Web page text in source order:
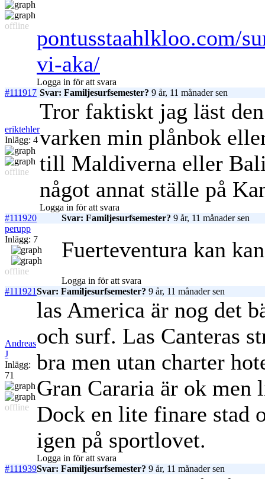
offline
pontusstaahlkloo.com/
vi-aka/
Logga in för att svara
#111917 Svar: Familjesurfsemester? 9 år, 11 månader sen
eriktehler
Inlägg: 4
offline
Tror faktiskt jag läst
varken min plånbok
till Maldiverna eller
något annat ställe på
Logga in för att svara
#111920
Svar: Familjesurfsemester? 9 år, 11 månader sen
perupp
Inlägg: 7
offline
Fuerteventura kan
Logga in för att svara
#111921Svar: Familjesurfsemester? 9 år, 11 månader sen
Andreas
J
Inlägg:
71
offline
las America är nog det
och surf. Las Canteras
bra men utan charter
Gran Cararia är ok men
Dock en lite finare stad
igen på sportlovet.
Logga in för att svara
#111939Svar: Familjesurfsemester? 9 år, 11 månader sen